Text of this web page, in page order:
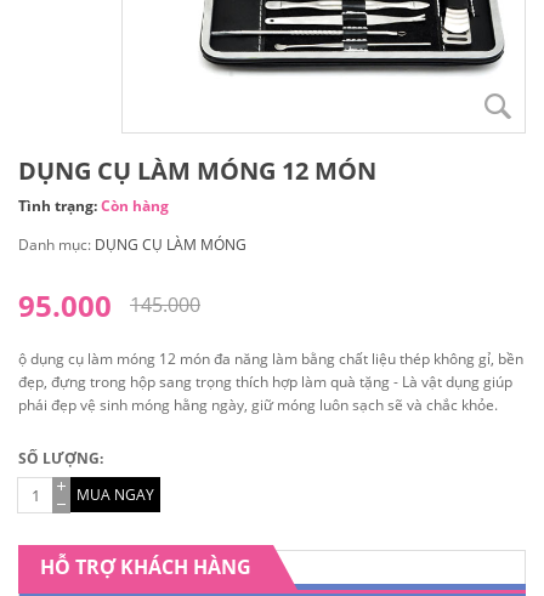
DỤNG CỤ LÀM MÓNG 12 MÓN
Tình trạng:Còn hàng
Danh mục: DỤNG CỤ LÀM MÓNG
145.000
95.000
ộ dụng cụ làm móng 12 món đa năng làm bằng chất liệu thép không gỉ, bền
đẹp, đựng trong hộp sang trọng thích hợp làm quà tặng - Là vật dụng giúp
phái đẹp vệ sinh móng hằng ngày, giữ móng luôn sạch sẽ và chắc khỏe.
SỐ LƯỢNG:
MUA NGAY
HỖ TRỢ KHÁCH HÀNG